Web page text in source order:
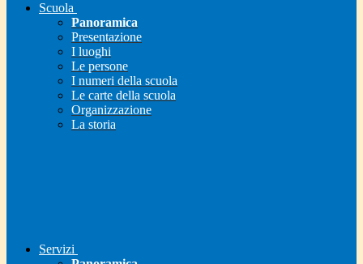
Scuola
Panoramica
Presentazione
I luoghi
Le persone
I numeri della scuola
Le carte della scuola
Organizzazione
La storia
Servizi